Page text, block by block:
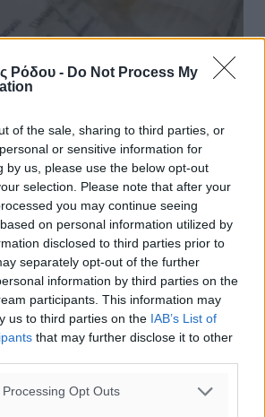
Ρόδου - Do Not Process My
of the sale, sharing to third parties, or
or sensitive information for
by us, please use the below opt-out
selection. Please note that after your
you may continue seeing
on personal information utilized by
disclosed to third parties prior to
separately opt-out of the further
information by third parties on the
participants. This information may
us to third parties on the IAB’s List of
that may further disclose it to other
Opt Outs
Καταναλωτή στη Βουλή
στο ρεύμα: «Έχουμε
παραβατικότητα -Κάνουν
– Αιχμές κατά της ΡΑΕ
παρόχους ηλεκτρικής ενέργειας που
συμπεριφορά ζήτησε ο Συνήγορος
Ζαγορίτης, κατά την χθεσινή
...